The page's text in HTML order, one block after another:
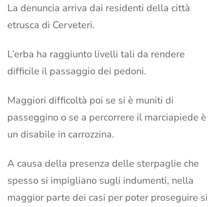
La denuncia arriva dai residenti della città
etrusca di Cerveteri.
L’erba ha raggiunto livelli tali da rendere
difficile il passaggio dei pedoni.
Maggiori difficoltà poi se si è muniti di
passeggino o se a percorrere il marciapiede è
un disabile in carrozzina.
A causa della presenza delle sterpaglie che
spesso si impigliano sugli indumenti, nella
maggior parte dei casi per poter proseguire si